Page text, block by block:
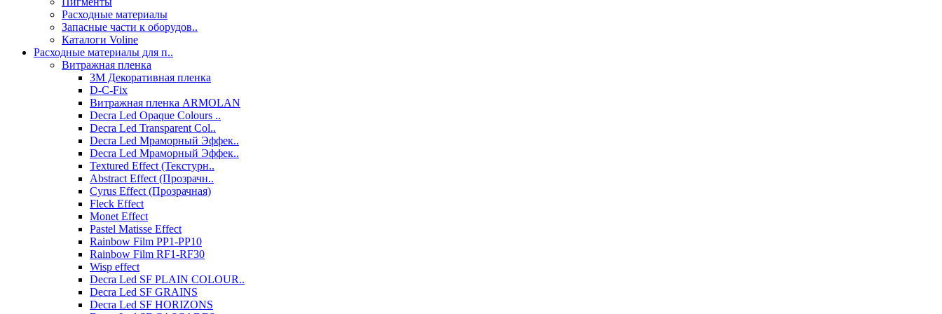
Расходные материалы
Запасные части к оборудов..
Каталоги Voline
Расходные материалы для п..
Витражная пленка
3М Декоративная пленка
D-C-Fix
Витражная пленка ARMOLAN
Decra Led Opaque Colours ..
Decra Led Transparent Col..
Decra Led Мраморный Эффек..
Decra Led Мраморный Эффек..
Textured Effect (Текстурн..
Abstract Effect (Прозрачн..
Cyrus Effect (Прозрачная)
Fleck Effect
Monet Effect
Pastel Matisse Effect
Rainbow Film PP1-PP10
Rainbow Film RF1-RF30
Wisp effect
Decra Led SF PLAIN COLOUR..
Decra Led SF GRAINS
Decra Led SF HORIZONS